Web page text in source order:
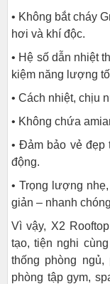
• Không bắt cháy
hơi và khí độc.
• Hệ số dẫn nhiệt
kiệm năng lượng
• Cách nhiệt, chịu
• Không chứa
• Đảm bảo vẻ đẹp
động.
• Trọng lượng
giản – nhanh
Vì vậy, X2
tạo, tiện nghi
thống phòng
phòng tập gym,